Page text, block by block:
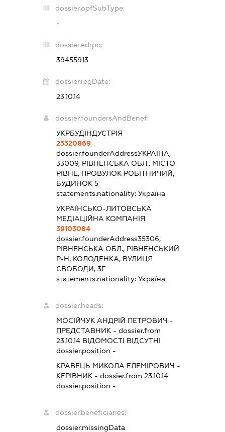
dossier.opfSubType:
-
dossier.edrpo:
39455913
dossier.regDate:
23.10.14
dossier.foundersAndBenef:
УКРБУДІНДУСТРІЯ
25320869
dossier.founderAddressУКРАЇНА,
33009, РІВНЕНСЬКА ОБЛ., МІСТО
РІВНЕ, ПРОВУЛОК РОБІТНИЧИЙ,
БУДИНОК 5
statements.nationality:Україна
УКРАЇНСЬКО-ЛИТОВСЬКА
МЕДІАЦІЙНА КОМПАНІЯ
39103084
dossier.founderAddress35306,
РІВНЕНСЬКА ОБЛ., РІВНЕНСЬКИЙ
Р-Н, КОЛОДЕНКА, ВУЛИЦЯ
СВОБОДИ, 3Г
statements.nationality:Україна
dossier.heads:
МОСІЙЧУК АНДРІЙ ПЕТРОВИЧ -
ПРЕДСТАВНИК - dossier.from
23.10.14 ВІДОМОСТІ ВІДСУТНІ
dossier.position -
КРАВЕЦЬ МИКОЛА ЕЛЕМІРОВИЧ -
КЕРІВНИК - dossier.from 23.10.14
dossier.position -
dossier.beneficiaries:
dossier.missingData